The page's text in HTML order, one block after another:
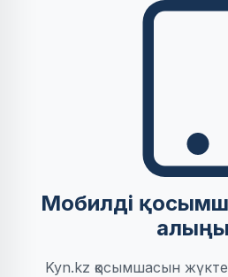
Мобилді
Kyn.kz қосымшасын